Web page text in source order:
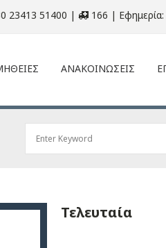
23413 51400 | 166 | Εφημερία:
ΑΝΑΚΟΙΝΩΣΕΙΣ
Τελευταία